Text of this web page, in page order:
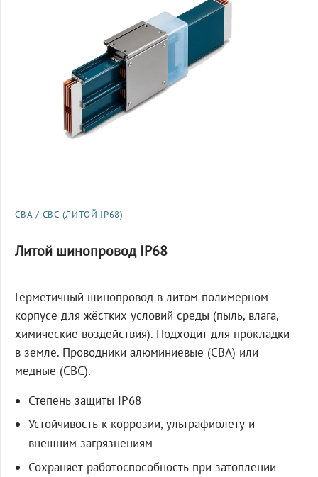
СВА / СВС (ЛИТОЙ IP68)
Литой шинопровод IP68
Герметичный шинопровод в литом полимерном
корпусе для жёстких условий среды (пыль, влага,
химические воздействия). Подходит для прокладки
в земле. Проводники алюминиевые (СВА) или
медные (СВС).
Степень защиты IP68
Устойчивость к коррозии, ультрафиолету и
внешним загрязнениям
Сохраняет работоспособность при затоплении